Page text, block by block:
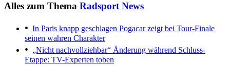
Alles zum Thema Radsport News
In Paris knapp geschlagen Pogacar zeigt bei Tour-Finale
seinen wahren Charakter
„Nicht nachvollziehbar“ Änderung während Schluss-
Etappe: TV-Experten toben